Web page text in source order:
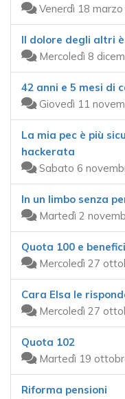
Venerdì 18
Il dolore degli altri
Mercoledì 8
42 anni e 5 mesi di
Giovedì 11
La mia pec è più
hackerata
Sabato 6
In un limbo senza
Martedì 2
Quota 100 e benefici
Mercoledì 27
Cara Elsa le
Mercoledì 27
Quota 102
Martedì 19
Riforma pensioni